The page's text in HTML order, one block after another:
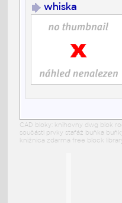
whiska
CAD bloky: knihovny dwg blok
součásti prvky stafáž buňka
knižnica zdarma free block